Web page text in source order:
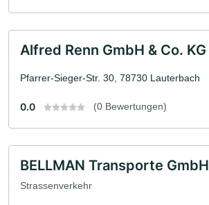
Alfred Renn GmbH & Co. KG
Pfarrer-Sieger-Str. 30, 78730 Lauterbach
0.0 (0 Bewertungen)
BELLMAN Transporte GmbH
Strassenverkehr